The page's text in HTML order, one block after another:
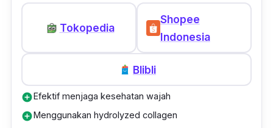
Tokopedia
Shopee
Indonesia
Blibli
add_circleEfektif menjaga kesehatan wajah
add_circleMenggunakan hydrolyzed collagen